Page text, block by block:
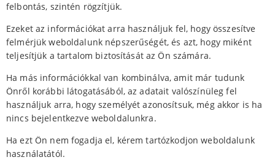
felbontás, szintén rögzítjük.
Ezeket az információkat arra használjuk fel, hogy összesítve
felmérjük weboldalunk népszerűségét, és azt, hogy miként
teljesítjük a tartalom biztosítását az Ön számára.
Ha más információkkal van kombinálva, amit már tudunk
Önről korábbi látogatásából, az adatait valószínüleg fel
használjuk arra, hogy személyét azonosítsuk, még akkor is ha
nincs bejelentkezve weboldalunkra.
Ha ezt Ön nem fogadja el, kérem tartózkodjon weboldalunk
használatától.